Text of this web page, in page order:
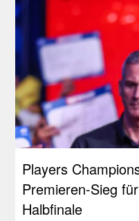
Players
Premieren-Sieg
Halbfinale